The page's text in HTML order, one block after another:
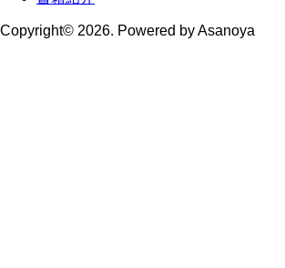
Copyright© 2026. Powered by Asanoya